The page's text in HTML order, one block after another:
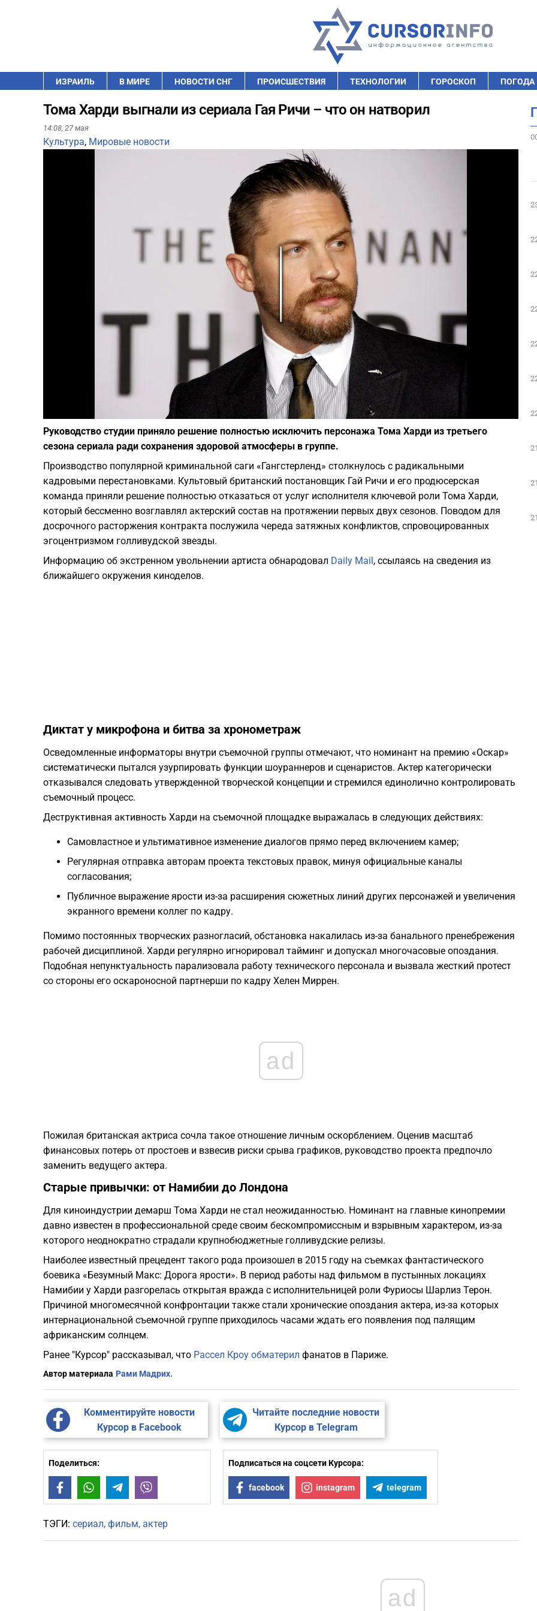
ИЗРАИЛЬ В МИРЕ НОВОСТИ СНГ ПРОИСШЕСТВИЯ ТЕХНОЛОГИИ ГОРОСКОП ПОГОДА
Тома Харди выгнали из сериала Гая Ричи – что он натворил
14:08, 27 мая
Культура, Мировые новости
Руководство студии приняло решение полностью исключить персонажа Тома Харди из третьего
сезона сериала ради сохранения здоровой атмосферы в группе.
Производство популярной криминальной саги «Гангстерленд» столкнулось с радикальными
кадровыми перестановками. Культовый британский постановщик Гай Ричи и его продюсерская
команда приняли решение полностью отказаться от услуг исполнителя ключевой роли Тома Харди,
который бессменно возглавлял актерский состав на протяжении первых двух сезонов. Поводом для
досрочного расторжения контракта послужила череда затяжных конфликтов, спровоцированных
эгоцентризмом голливудской звезды.
Информацию об экстренном увольнении артиста обнародовал Daily Mail , ссылаясь на сведения из
ближайшего окружения киноделов.
Диктат у микрофона и битва за хронометраж
Осведомленные информаторы внутри съемочной группы отмечают, что номинант на премию «Оскар»
систематически пытался узурпировать функции шоураннеров и сценаристов. Актер категорически
отказывался следовать утвержденной творческой концепции и стремился единолично контролировать
съемочный процесс.
Деструктивная активность Харди на съемочной площадке выражалась в следующих действиях:
Самовластное и ультимативное изменение диалогов прямо перед включением камер;
Регулярная отправка авторам проекта текстовых правок, минуя официальные каналы
согласования;
Публичное выражение ярости из-за расширения сюжетных линий других персонажей и увеличения
экранного времени коллег по кадру.
Помимо постоянных творческих разногласий, обстановка накалилась из-за банального пренебрежения
рабочей дисциплиной. Харди регулярно игнорировал тайминг и допускал многочасовые опоздания.
Подобная непунктуальность парализовала работу технического персонала и вызвала жесткий протест
со стороны его оскароносной партнерши по кадру Хелен Миррен.
ad
Пожилая британская актриса сочла такое отношение личным оскорблением. Оценив масштаб
финансовых потерь от простоев и взвесив риски срыва графиков, руководство проекта предпочло
заменить ведущего актера.
Старые привычки: от Намибии до Лондона
Для киноиндустрии демарш Тома Харди не стал неожиданностью. Номинант на главные кинопремии
давно известен в профессиональной среде своим бескомпромиссным и взрывным характером, из-за
которого неоднократно страдали крупнобюджетные голливудские релизы.
Наиболее известный прецедент такого рода произошел в 2015 году на съемках фантастического
боевика «Безумный Макс: Дорога ярости». В период работы над фильмом в пустынных локациях
Намибии у Харди разгорелась открытая вражда с исполнительницей роли Фуриосы Шарлиз Терон.
Причиной многомесячной конфронтации также стали хронические опоздания актера, из-за которых
интернациональной съемочной группе приходилось часами ждать его появления под палящим
африканским солнцем.
Ранее "Курсор" рассказывал, что Рассел Кроу обматерил фанатов в Париже.
Автор материала Рами Мадрих.
Комментируйте новости
Курсор в Facebook
Читайте последние новости
Курсор в Telegram
Поделиться:
FacebookWhatsAppTelegram
Подписаться на соцсети Курсора:
facebook instagram telegram
ТЭГИ: сериал фильм актер
ad